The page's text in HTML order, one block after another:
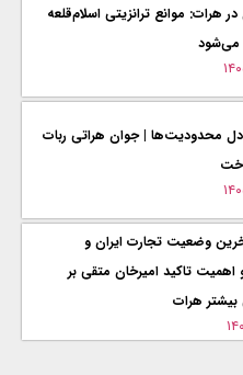
در هرات: موانع ترانزیتی اسلام‌قلعه
می‌شود
محدودیت‌ها | جوان هراتی ربات
وضعیت تجارت ایران و
اهمیت تاکید امیرخان متقی بر
هرات